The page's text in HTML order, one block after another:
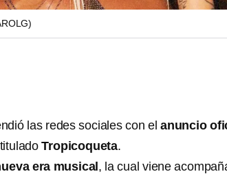
las redes sociales con elanuncio
Tropicoqueta.
era musical , la cual viene